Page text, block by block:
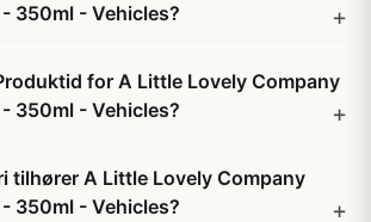
350ml - Vehicles?
for A Little Lovely Company
350ml - Vehicles?
tilhører A Little Lovely Company
350ml - Vehicles?